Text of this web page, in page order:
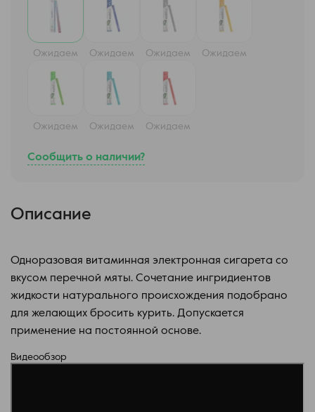
Ожидаем Ожидаем Ожидаем Ожидаем
Ожидаем Ожидаем Ожидаем
Сообщить о наличии?
Описание
Одноразовая витаминная электронная сигарета со
вкусом перечной мяты. Сочетание ингридиентов
жидкости натурального происхождения подобрано
для желающих бросить курить. Допускается
применение на постоянной основе.
Видеообзор